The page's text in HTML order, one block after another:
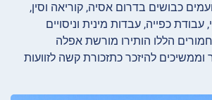
כבושים בדרום אסיה, קוריאה וסין,
עבודת כפייה, עבדות מינית וניסויים
הללו הותירו מורשת אפלה
וממשיכים להיזכר כתזכורת קשה לזוועות